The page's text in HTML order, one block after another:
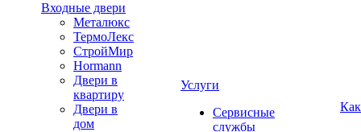
Входные двери
Металюкс
ТермоЛекс
СтройМир
Hormann
Двери в
квартиру
Двери в
дом
Услуги
Сервисные
службы